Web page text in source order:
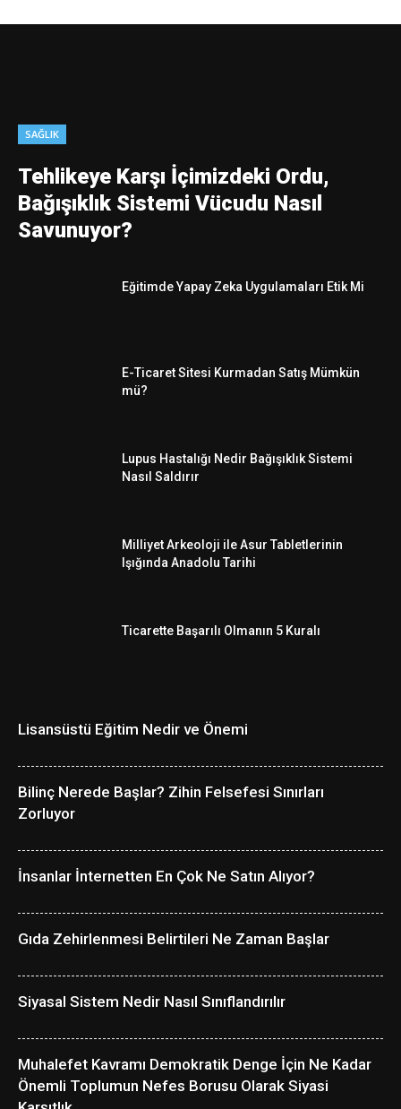
SAĞLIK
Tehlikeye Karşı İçimizdeki Ordu,
Bağışıklık Sistemi Vücudu Nasıl
Savunuyor?
Eğitimde Yapay Zeka Uygulamaları Etik Mi
E-Ticaret Sitesi Kurmadan Satış Mümkün
mü?
Lupus Hastalığı Nedir Bağışıklık Sistemi
Nasıl Saldırır
Milliyet Arkeoloji ile Asur Tabletlerinin
Işığında Anadolu Tarihi
Ticarette Başarılı Olmanın 5 Kuralı
Lisansüstü Eğitim Nedir ve Önemi
Bilinç Nerede Başlar? Zihin Felsefesi Sınırları
Zorluyor
İnsanlar İnternetten En Çok Ne Satın Alıyor?
Gıda Zehirlenmesi Belirtileri Ne Zaman Başlar
Siyasal Sistem Nedir Nasıl Sınıflandırılır
Muhalefet Kavramı Demokratik Denge İçin Ne Kadar
Önemli Toplumun Nefes Borusu Olarak Siyasi